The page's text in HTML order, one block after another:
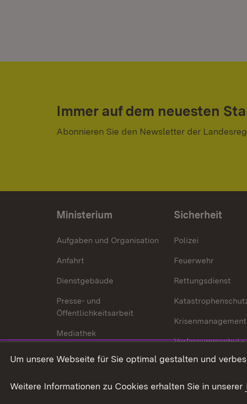
Immer auf dem neuesten
Abonnieren Sie den Newsletter der
Ministerium
Aufgaben und Organisation
Anfahrt
Dienstgebäude
Presse- und
Öffentlichkeitsarbeit
Mediathek
Publikationen
Sicherheit
Polizei
Feuerwehr
Rettungsdienst
Krisenmanagement
Verfassungsschutz
Datenschutz
Glücksspielrecht
Um unsere Webseite für Sie optimal gestalten und
Weitere Informationen zu Cookies erhalten Sie in unserer